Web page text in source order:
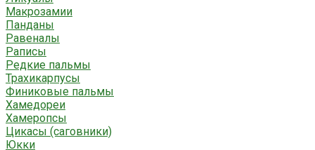
Макрозамии
Панданы
Равеналы
Раписы
Редкие пальмы
Трахикарпусы
Финиковые пальмы
Хамедореи
Хамеропсы
Цикасы (саговники)
Юкки